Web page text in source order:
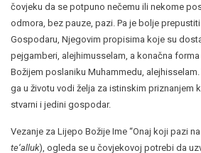
čovjeku da se potpuno nečemu ili nekome
odmora, bez pauze, pazi. Pa je bolje
Gospodaru, Njegovim propisima koje su
pejgamberi, alejhimusselam, a konačna
Božijem poslaniku Muhammedu,
ga u životu vodi želja za istinskim priznanjem
stvarni i jedini gospodar.
Vezanje za Lijepo Božije Ime “Onaj koji pazi
te‘alluk), ogleda se u čovjekovoj potrebi da